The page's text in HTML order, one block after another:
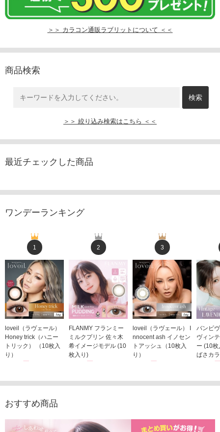
＞＞ カラコン通販ラブリットについて ＜＜
商品検索
＞＞ 絞り込み検索はこちら ＜＜
最近チェックした商品
ワンデーランキング
1
loveil（ラヴェール）
Honey trick（ハニー
トリック） （10枚入
り）
2
FLANMY フランミー
ミルクプリン 佐々木
希イメージモデル (10
枚入り)
3
loveil（ラヴェール） I
nnocent ash イノセン
トアッシュ（10枚入
り）
バンビ
ヴィン
ー (10
ばさカ
おすすめ商品